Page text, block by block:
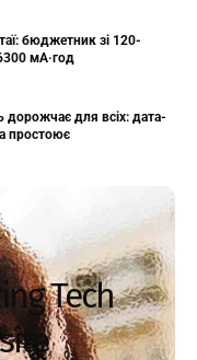
бюджетник зі 120-
мА·год
дорожчає для всіх: дата-
простоює
Tech